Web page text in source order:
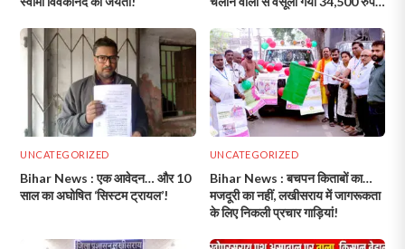
UNCATEGORIZED
Bihar News : एक आवेदन… और 10
साल का अघोषित ‘सिस्टम ट्रायल’!
UNCATEGORIZED
Bihar News : बचपन किताबों का…
मजदूरी का नहीं, लखीसराय में जागरूकता
के लिए निकली प्रचार गाड़ियां!